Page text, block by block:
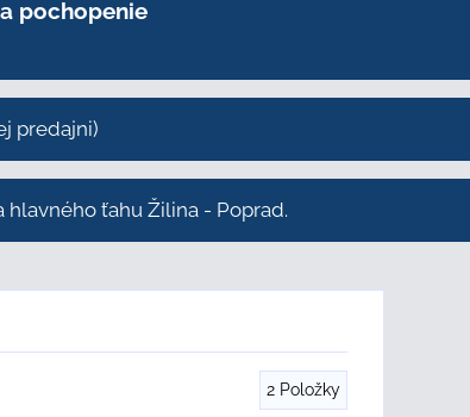
pochopenie
predajni)
ťahu Žilina - Poprad.
2 Položky